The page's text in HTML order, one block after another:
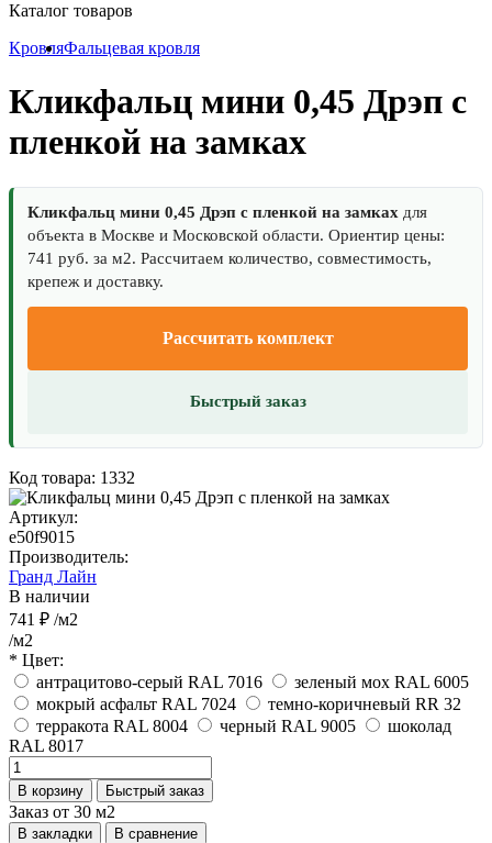
Каталог товаров
КровляФальцевая кровля
Кликфальц мини 0,45 Дрэп с
пленкой на замках
Кликфальц мини 0,45 Дрэп с пленкой на замках для
объекта в Москве и Московской области. Ориентир цены:
741 руб. за м2. Рассчитаем количество, совместимость,
крепеж и доставку.
Рассчитать комплект
Быстрый заказ
Код товара: 1332
Артикул:
e50f9015
Производитель:
Гранд Лайн
В наличии
741 ₽ /м2
/м2
* Цвет:
антрацитово-серый RAL 7016
зеленый мох RAL 6005
мокрый асфальт RAL 7024
темно-коричневый RR 32
терракота RAL 8004
черный RAL 9005
шоколад
RAL 8017
В корзину Быстрый заказ
Заказ от 30 м2
В закладки В сравнение